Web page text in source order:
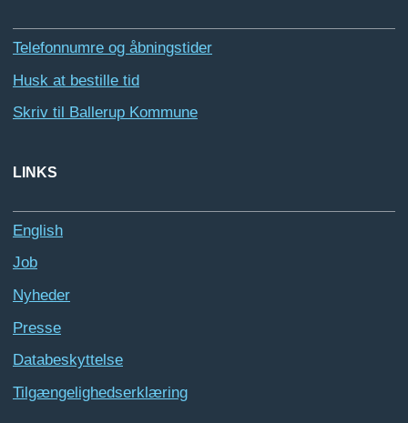
Telefonnumre og åbningstider
Husk at bestille tid
Skriv til Ballerup Kommune
LINKS
English
Job
Nyheder
Presse
Databeskyttelse
Tilgængelighedserklæring